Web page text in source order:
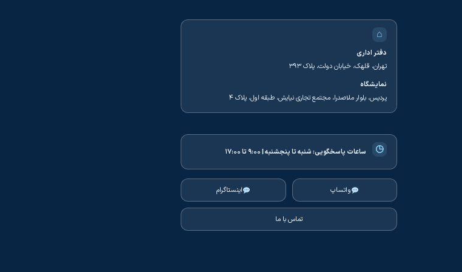
⌂
دفتر اداری
تهران، قلهک، خیابان دولت، پلاک ۳۹۳
نمایشگاه
پردیس، بلوار ملاصدرا، مجتمع تجاری نیایش، طبقه اول، پلاک ۴
◷ ساعات پاسخگویی:شنبه تا پنجشنبه | ۹:۰۰ تا ۱۷:۰۰
واتساپ اینستاگرام
تماس با ما